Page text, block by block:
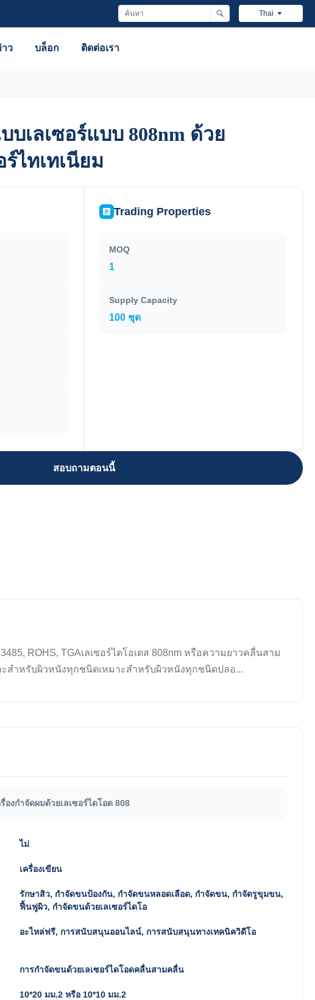
Thai
ว บล็อก ติดต่อเรา
บเลเซอร์แบบ 808nm ด้วย
ร์ไทเทเนียม
บเลเซอร์แบบ 808nm ด้วย
ร์ไทเทเนียม
Trading Properties
MOQ
1
Supply Capacity
100 ชุด
สอบถามตอนนี้
ROHS, TGAเลเซอร์ไดโอเดส 808nm หรือความยาวคลื่นสาม
ะสําหรับผิวหนังทุกชนิดเหมาะสําหรับผิวหนังทุกชนิดปลอ...
รื่องกําจัดผมด้วยเลเซอร์ไดโอด 808
ไม่
เครื่องเขียน
รักษาสิว, กำจัดขนป้องกัน, กำจัดขนหลอดเลือด, กำจัดขน, กำจัดรูขุมขน,
ฟื้นฟูผิว, กำจัดขนด้วยเลเซอร์ไดโอ
อะไหล่ฟรี, การสนับสนุนออนไลน์, การสนับสนุนทางเทคนิควิดีโอ
การกำจัดขนด้วยเลเซอร์ไดโอดคลื่นสามคลื่น
10*20 มม.2 หรือ 10*10 มม.2